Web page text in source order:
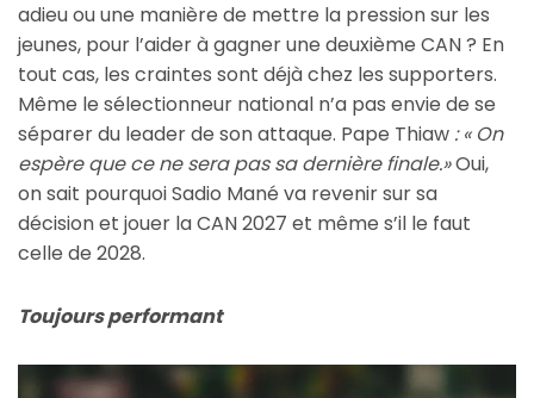
adieu ou une manière de mettre la pression sur les
jeunes, pour l’aider à gagner une deuxième CAN ? En
tout cas, les craintes sont déjà chez les supporters.
Même le sélectionneur national n’a pas envie de se
séparer du leader de son attaque. Pape Thiaw : « On
espère que ce ne sera pas sa dernière finale.»Oui,
on sait pourquoi Sadio Mané va revenir sur sa
décision et jouer la CAN 2027 et même s’il le faut
celle de 2028.
Toujours performant